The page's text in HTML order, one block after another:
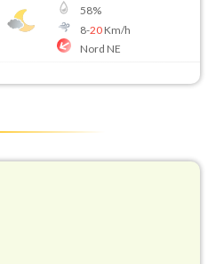
58%
8-20Km/h
Nord NE